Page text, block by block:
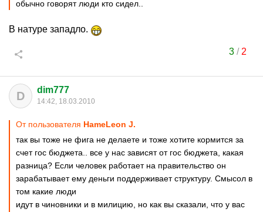
обычно говорят люди кто сидел..
В натуре западло.
3/ 2
D dim777
14:42, 18.03.2010
От пользователя HameLeon J.
так вы тоже не фига не делаете и тоже хотите кормится за
счет гос бюджета.. все у нас зависят от гос бюджета, какая
разница? Если человек работает на правительство он
зарабатывает ему деньги поддерживает структуру. Смысол в
том какие люди
идут в чиновники и в милицию, но как вы сказали, что у вас